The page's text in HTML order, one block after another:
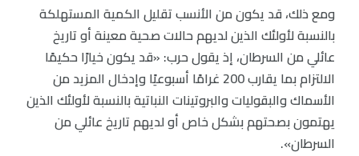
ومع ذلك، قد يكون من الأنسب تقليل الكمية المستهلكة
بالنسبة لأولئك الذين لديهم حالات صحية معينة أو تاريخ
عائلي من السرطان، إذ يقول حرب: «قد يكون خيارًا حكيمًا
الالتزام بما يقارب 200 غرامًا أسبوعيًا وإدخال المزيد من
الأسماك والبقوليات والبروتينات النباتية بالنسبة لأولئك الذين
يهتمون بصحتهم بشكل خاص أو لديهم تاريخ عائلي من
السرطان».